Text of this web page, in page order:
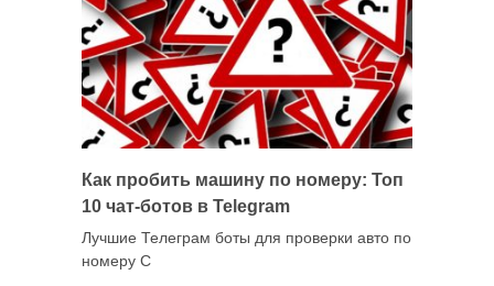
Как пробить машину по номеру: Топ
10 чат-ботов в Telegram
Лучшие Телеграм боты для проверки авто по
номеру С